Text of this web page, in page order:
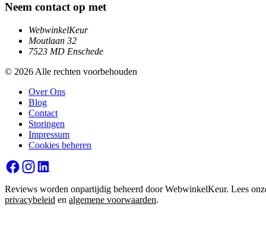
Neem contact op met
WebwinkelKeur
Moutlaan 32
7523 MD Enschede
© 2026 Alle rechten voorbehouden
Over Ons
Blog
Contact
Storingen
Impressum
Cookies beheren
Reviews worden onpartijdig beheerd door WebwinkelKeur. Lees
privacybeleid en algemene voorwaarden.